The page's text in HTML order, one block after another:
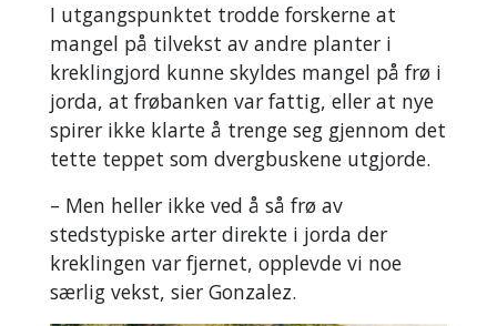
I utgangspunktet trodde forskerne at
mangel på tilvekst av andre planter i
kreklingjord kunne skyldes mangel på frø i
jorda, at frøbanken var fattig, eller at nye
spirer ikke klarte å trenge seg gjennom det
tette teppet som dvergbuskene utgjorde.
– Men heller ikke ved å så frø av
stedstypiske arter direkte i jorda der
kreklingen var fjernet, opplevde vi noe
særlig vekst, sier Gonzalez.